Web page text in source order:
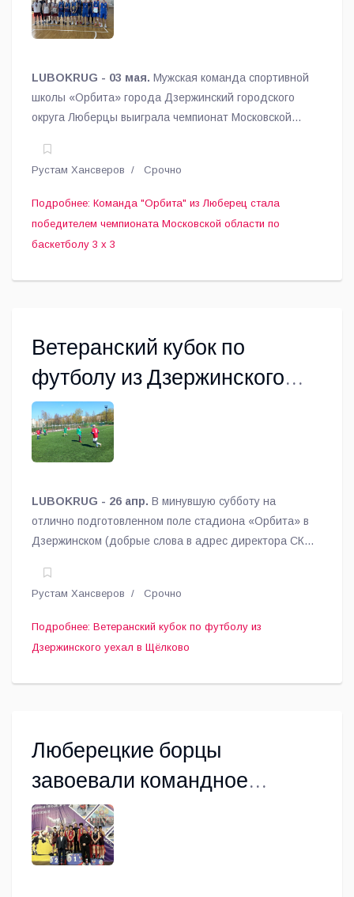
области по баскетболу 3 х 3
LUBOKRUG - 03 мая. Мужская команда спортивной
школы «Орбита» города Дзержинский городского
округа Люберцы выиграла чемпионат Московской
Рустам Хансверов Срочно
Подробнее: Команда "Орбита" из Люберец стала
победителем чемпионата Московской области по
баскетболу 3 х 3
Ветеранский кубок по
футболу из Дзержинского
уехал в Щёлково
LUBOKRUG - 26 апр. В минувшую субботу на
отлично подготовленном поле стадиона «Орбита» в
Дзержинском (добрые слова в адрес директора СК
состоялось, можно сказать, открытие летнего
футбольного сезона в Люберецком округе.
Рустам Хансверов Срочно
Подробнее: Ветеранский кубок по футболу из
Дзержинского уехал в Щёлково
Люберецкие борцы
завоевали командное
«золото» на международном
фестивале